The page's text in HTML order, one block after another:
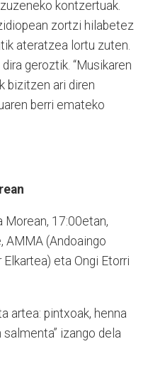
kontzertuak.
zortzi hilabetez
ateratzea lortu zuten.
geroztik. “Musikaren
bizitzen ari diren
berri emateko
Morean, 17:00etan,
AMMA (Andoaingo
eta Ongi Etorri
artea: pintxoak, henna
izango dela